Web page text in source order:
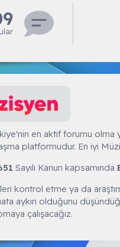
en aktif forumu olma
platformudur. En iyi
Sayılı Kanun kapsamında
kontrol etme ya da
aykırı olduğunu
çalışacağız.